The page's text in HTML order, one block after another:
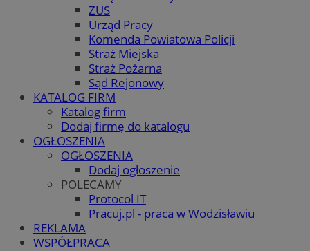
ZUS
Urząd Pracy
Komenda Powiatowa Policji
Straż Miejska
Straż Pożarna
Sąd Rejonowy
KATALOG FIRM
Katalog firm
Dodaj firmę do katalogu
OGŁOSZENIA
OGŁOSZENIA
Dodaj ogłoszenie
POLECAMY
Protocol IT
Pracuj.pl - praca w Wodzisławiu
REKLAMA
WSPÓŁPRACA